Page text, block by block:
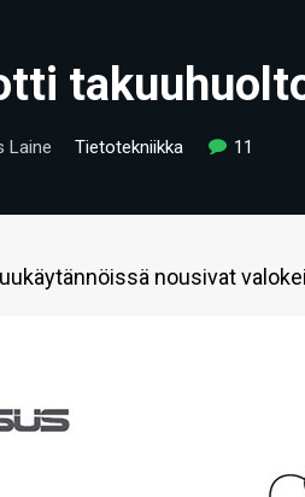
Laine Tietotekniikka 11
nousivat